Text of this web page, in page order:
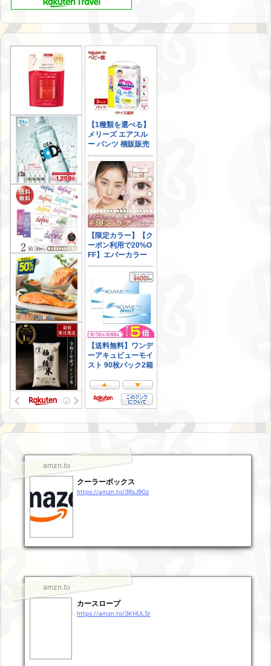
amzn.to
クーラーボックス
https://amzn.to/3RsJ9Gz
amzn.to
カースロープ
https://amzn.to/3KHULSr